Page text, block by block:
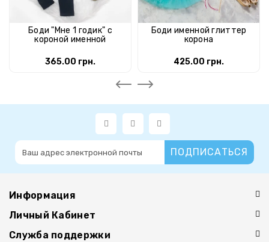
Боди "Мне 1 годик" с
короной именной
365.00 грн.
Боди именной глиттер
корона
425.00 грн.
ПОДПИСАТЬСЯ
Информация
Личный Кабинет
Служба поддержки